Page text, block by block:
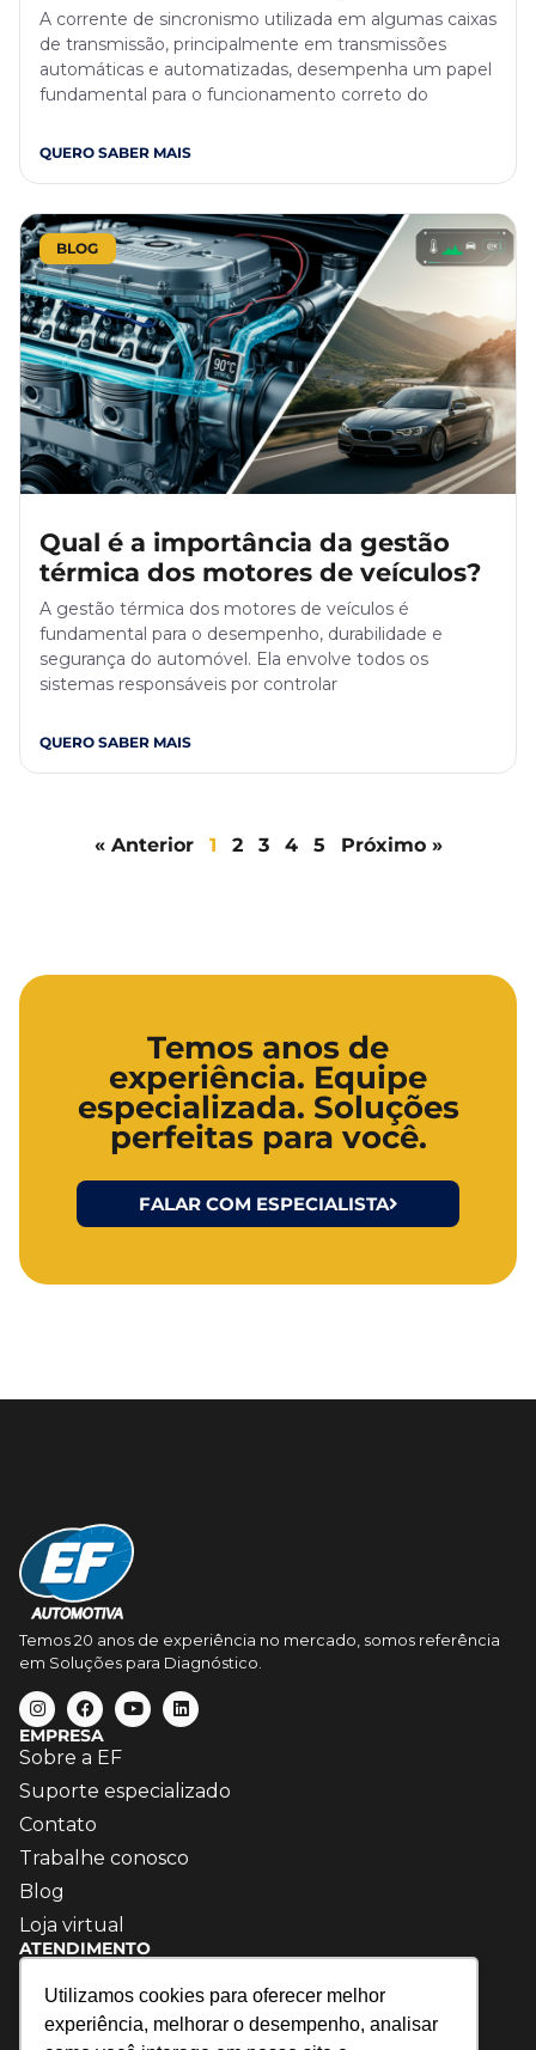
Utilizamos cookies para oferecer melhor
experiência, melhorar o desempenho, analisar
A corrente de sincronismo utilizada em algumas caixas
de transmissão, principalmente em transmissões
automáticas e automatizadas, desempenha um papel
fundamental para o funcionamento correto do
QUERO SABER MAIS
BLOG
Qual é a importância da gestão
térmica dos motores de veículos?
A gestão térmica dos motores de veículos é
fundamental para o desempenho, durabilidade e
segurança do automóvel. Ela envolve todos os
sistemas responsáveis por controlar
QUERO SABER MAIS
« Anterior 1 2 3 4 5 Próximo »
Temos anos de
experiência. Equipe
especializada. Soluções
perfeitas para você.
FALAR COM ESPECIALISTA
Temos 20 anos de experiência no mercado, somos referência
em Soluções para Diagnóstico.
EMPRESA
Sobre a EF
Suporte especializado
Contato
Trabalhe conosco
Blog
Loja virtual
ATENDIMENTO
contato@efautomotiva.com.br